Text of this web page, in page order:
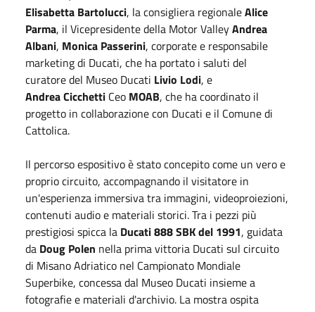
Elisabetta Bartolucci, la consigliera regionaleAlice
Parma, il Vicepresidente della Motor ValleyAndrea
Albani, Monica Passerini, corporate e responsabile
marketing di Ducati, che ha portato i saluti del
curatore del Museo Ducati Livio Lodi, e
Andrea Cicchetti Ceo MOAB, che ha coordinato il
progetto in collaborazione con Ducati e il Comune di
Cattolica.
Il percorso espositivo è stato concepito come un vero e
proprio circuito, accompagnando il visitatore in
un'esperienza immersiva tra immagini, videoproiezioni,
contenuti audio e materiali storici. Tra i pezzi più
prestigiosi spicca la Ducati 888 SBK del 1991, guidata
da Doug Polen nella prima vittoria Ducati sul circuito
di Misano Adriatico nel Campionato Mondiale
Superbike, concessa dal Museo Ducati insieme a
fotografie e materiali d'archivio. La mostra ospita